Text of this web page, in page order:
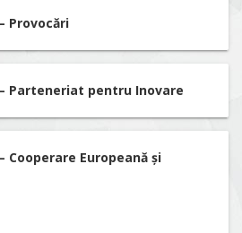
Provocări
Parteneriat pentru Inovare
Cooperare Europeană și